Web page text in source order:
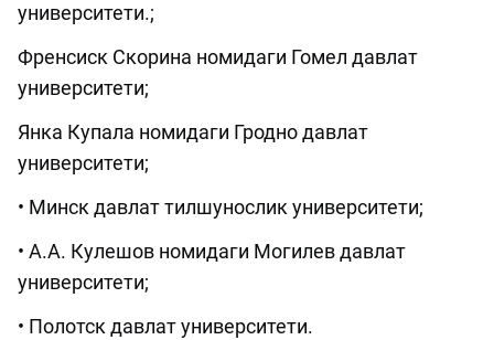
университети.;
Френсиск Скорина номидаги Гомел давлат
университети;
Янка Купала номидаги Гродно давлат
университети;
• Минск давлат тилшунослик университети;
• А.А. Кулешов номидаги Могилев давлат
университети;
• Полотск давлат университети.